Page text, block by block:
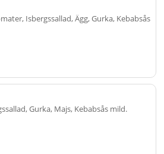
Isbergssallad, Ägg, Gurka, Kebabsås
Gurka, Majs, Kebabsås mild.